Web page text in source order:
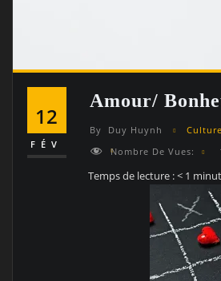
12
FÉV
Amour/
By Duy Huynh Culture
Nombre De Vues:
Temps de lecture :< 1